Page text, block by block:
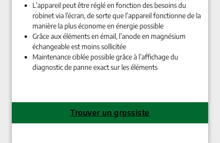
L’appareil peut être réglé en fonction des besoins du
robinet via l’écran, de sorte que l’appareil fonctionne de la
manière la plus économe en énergie possible
Grâce aux éléments en émail, l’anode en magnésium
échangeable est moins sollicitée
Maintenance ciblée possible grâce à l’affichage du
diagnostic de panne exact sur les éléments
Trouver un grossiste